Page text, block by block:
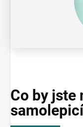
Co by jste